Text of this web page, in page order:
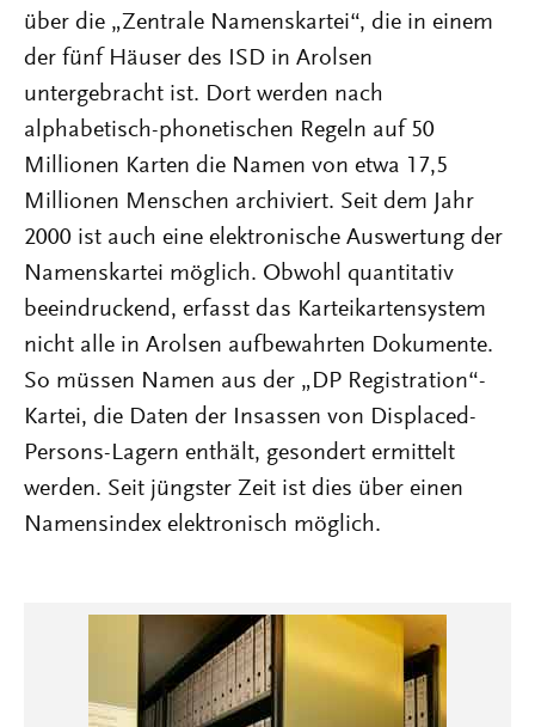
über die „Zentrale Namenskartei“, die in einem
der fünf Häuser des ISD in Arolsen
untergebracht ist. Dort werden nach
alphabetisch-phonetischen Regeln auf 50
Millionen Karten die Namen von etwa 17,5
Millionen Menschen archiviert. Seit dem Jahr
2000 ist auch eine elektronische Auswertung der
Namenskartei möglich. Obwohl quantitativ
beeindruckend, erfasst das Karteikartensystem
nicht alle in Arolsen aufbewahrten Dokumente.
So müssen Namen aus der „DP Registration“-
Kartei, die Daten der Insassen von Displaced-
Persons-Lagern enthält, gesondert ermittelt
werden. Seit jüngster Zeit ist dies über einen
Namensindex elektronisch möglich.